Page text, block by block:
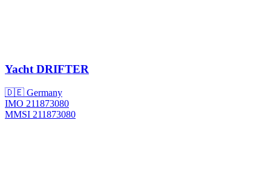
YachtDRIFTER
🇩🇪 Germany
IMO 211873080
MMSI 211873080